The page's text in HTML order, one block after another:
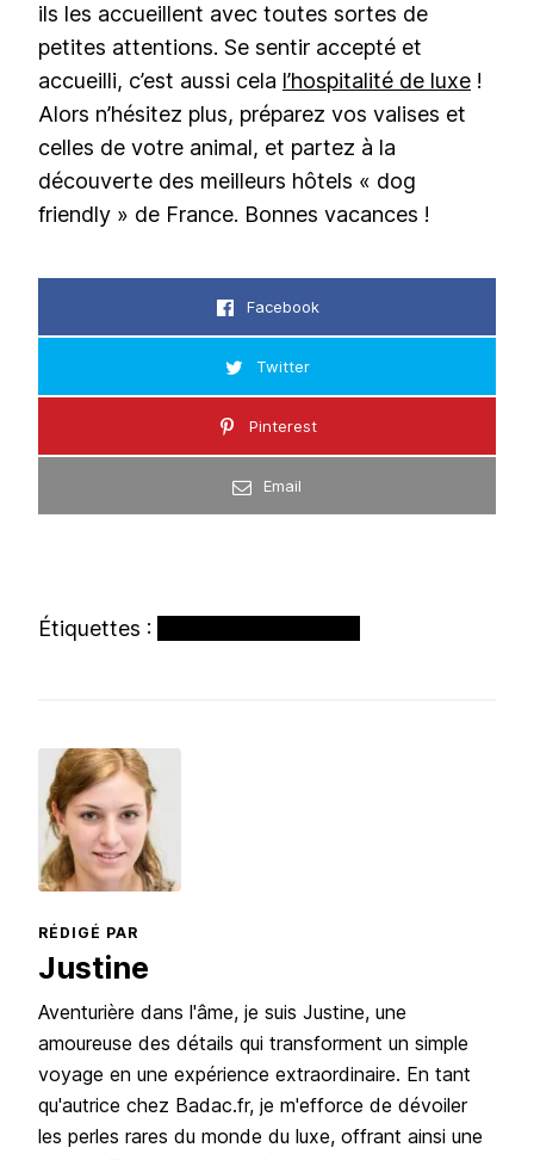
ils les accueillent avec toutes sortes de
petites attentions. Se sentir accepté et
accueilli, c’est aussi cela l’hospitalité de luxe !
Alors n’hésitez plus, préparez vos valises et
celles de votre animal, et partez à la
découverte des meilleurs hôtels « dog
friendly » de France. Bonnes vacances !
Facebook
Twitter
Pinterest
Email
Étiquettes :
RÉDIGÉ PAR
Justine
Aventurière dans l'âme, je suis Justine, une
amoureuse des détails qui transforment un simple
voyage en une expérience extraordinaire. En tant
qu'autrice chez Badac.fr, je m'efforce de dévoiler
les perles rares du monde du luxe, offrant ainsi une